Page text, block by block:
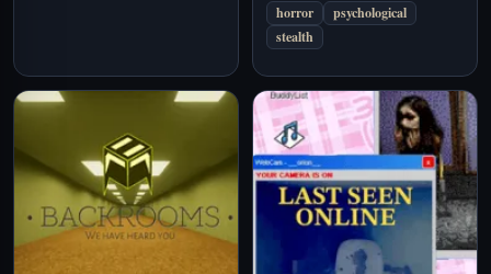
and dread rather than constant
action. A strong pick if you
horror
psychological
stealth